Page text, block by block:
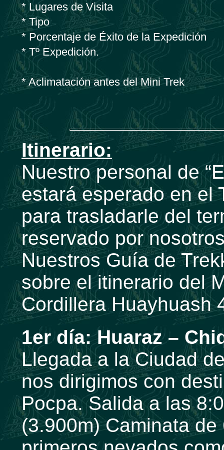
* Lugares de Visita
* Tipo
* Porcentaje de Éxito de la Expedición
* Tº Expedición.
* Aclimatación antes del Mini Trek
Itinerario:
Nuestro personal de
estará esperado en el
para trasladarle del
reservado por
Nuestros Guía de
sobre el itinerario del
Cordillera Huayhuash
1er día: Huaraz –
Llegada a la Ciudad
nos dirigimos con
Pocpa. Salida a las
(3.900m) Caminata